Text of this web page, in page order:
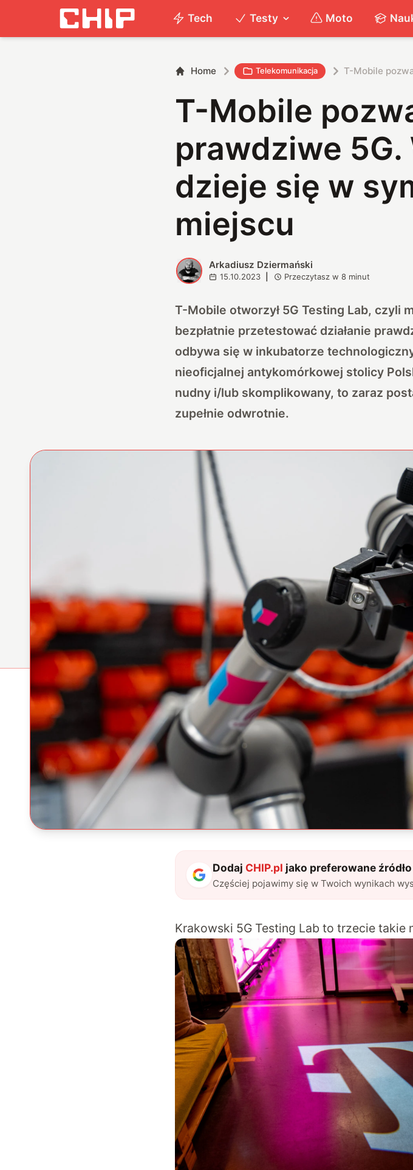
Tech Testy Moto
Home Telekomunikacja T-Mobile
T-Mobile
prawdziwe
dzieje się w
miejscu
A Arkadiusz Dziermański
15.10.2023 Przeczytasz w8 minut
T-Mobile otworzył 5G Testing Lab, czyli
bezpłatnie przetestować działanie
odbywa się w inkubatorze
nieoficjalnej antykomórkowej stolicy
nudny i/lub skomplikowany, to zaraz
zupełnie odwrotnie.
Dodaj CHIP.pl jako preferowane źródło
Częściej pojawimy się w Twoich wynikach
Krakowski 5G Testing Lab to trzecie takie